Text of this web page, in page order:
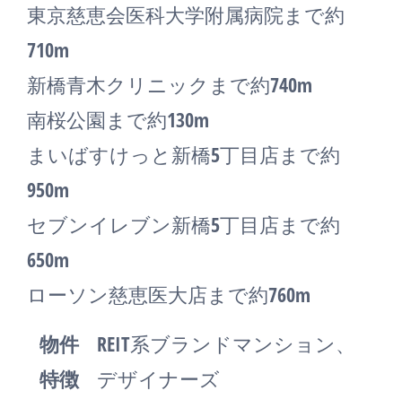
東京慈恵会医科大学附属病院まで約
710m
新橋青木クリニックまで約740m
南桜公園まで約130m
まいばすけっと新橋5丁目店まで約
950m
セブンイレブン新橋5丁目店まで約
650m
ローソン慈恵医大店まで約760m
物件
特徴
REIT系ブランドマンション、
デザイナーズ